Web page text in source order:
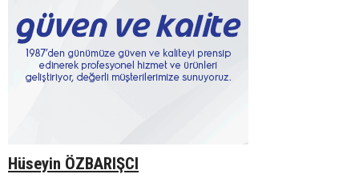
Hüseyin ÖZBARIŞCI